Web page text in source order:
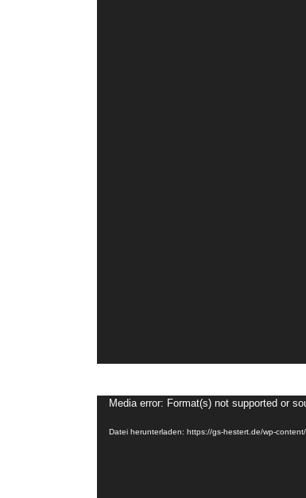
Video-
Media error: Format(s) not supported or
Datei herunterladen: https://gs-hestert.de/wp-